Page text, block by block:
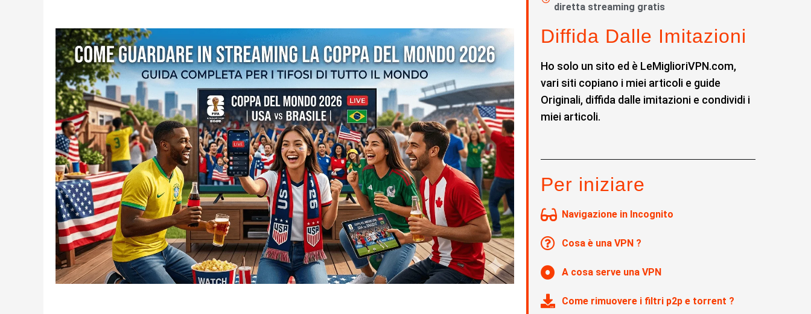
diretta streaming gratis
Diffida Dalle Imitazioni
Ho solo un sito ed è LeMiglioriVPN.com,
vari siti copiano i miei articoli e guide
Originali, diffida dalle imitazioni e condividi i
miei articoli.
Per iniziare
Navigazione in Incognito
Cosa è una VPN ?
A cosa serve una VPN
Come rimuovere i filtri p2p e torrent ?